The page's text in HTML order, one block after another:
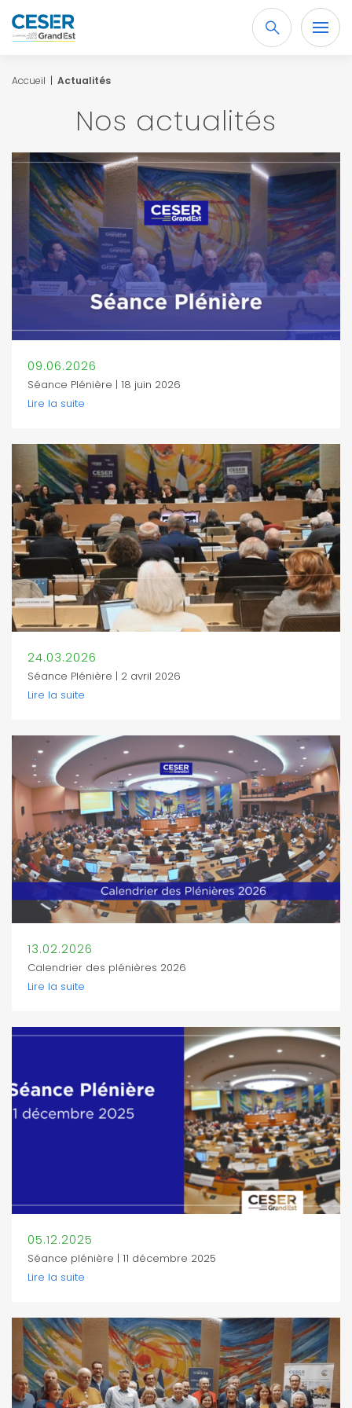
Recherche
OK
Accueil | Actualités
Nos actualités
09.06.2026
Séance Plénière | 18 juin 2026
Lire la suite
24.03.2026
Séance Plénière | 2 avril 2026
Lire la suite
13.02.2026
Calendrier des plénières 2026
Lire la suite
05.12.2025
Séance plénière | 11 décembre 2025
Lire la suite